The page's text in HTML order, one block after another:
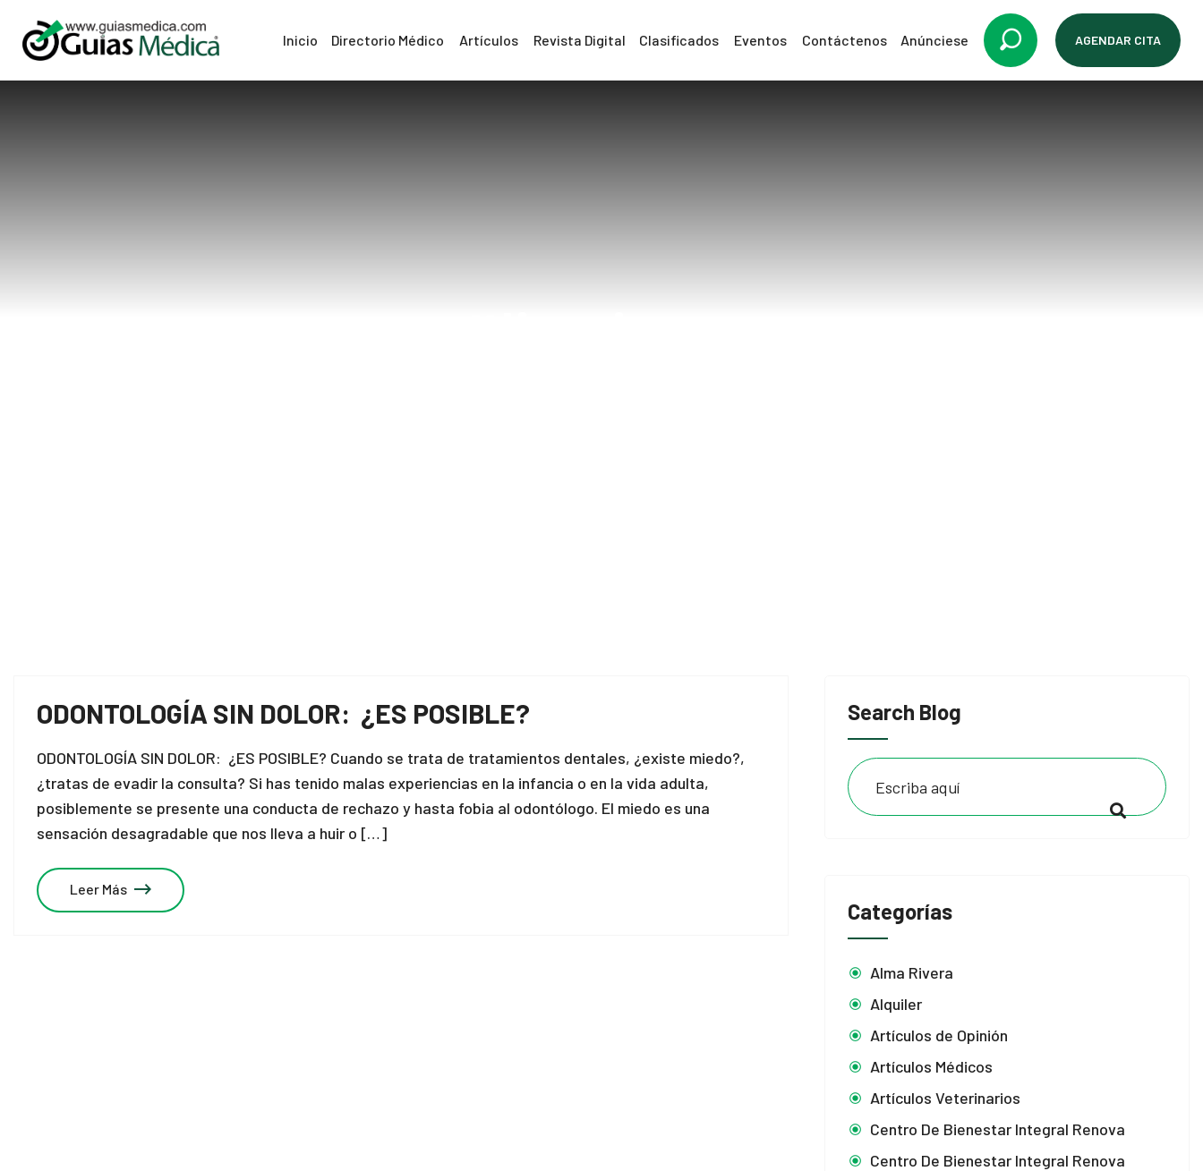
Inicio Directorio Médico Artículos Revista Digital Clasificados Eventos Contáctenos Anúnciese AGENDAR CITA
Search Blog
Categorías
Alma Rivera
Alquiler
Artículos de Opinión
Artículos Médicos
Artículos Veterinarios
Centro De Bienestar Integral Renova
Centro De Bienestar Integral Renova
ODONTOLOGÍA SIN DOLOR: ¿ES POSIBLE?
ODONTOLOGÍA SIN DOLOR: ¿ES POSIBLE? Cuando se trata de tratamientos dentales, ¿existe miedo?,
¿tratas de evadir la consulta? Si has tenido malas experiencias en la infancia o en la vida adulta,
posiblemente se presente una conducta de rechazo y hasta fobia al odontólogo. El miedo es una
sensación desagradable que nos lleva a huir o […]
Leer Más